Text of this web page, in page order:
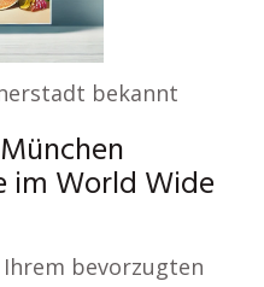
bekannt
im World Wide
bevorzugten